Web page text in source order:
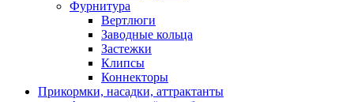
Фурнитура
Вертлюги
Заводные кольца
Застежки
Клипсы
Коннекторы
Прикормки, насадки, аттрактанты